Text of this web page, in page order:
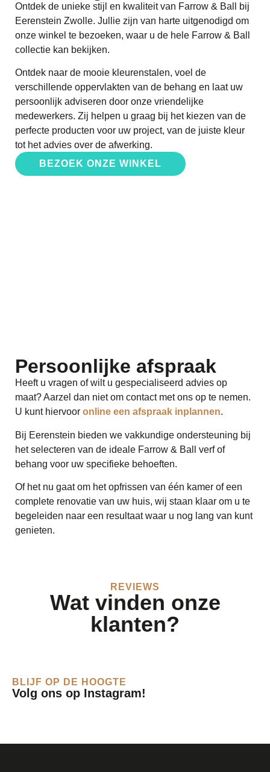
Ontdek de unieke stijl en kwaliteit van Farrow & Ball bij
Eerenstein Zwolle. Jullie zijn van harte uitgenodigd om
onze winkel te bezoeken, waar u de hele Farrow & Ball
collectie kan bekijken.
Ontdek naar de mooie kleurenstalen, voel de
verschillende oppervlakten van de behang en laat uw
persoonlijk adviseren door onze vriendelijke
medewerkers. Zij helpen u graag bij het kiezen van de
perfecte producten voor uw project, van de juiste kleur
tot het advies over de afwerking.
BEZOEK ONZE WINKEL
Persoonlijke afspraak
Heeft u vragen of wilt u gespecialiseerd advies op
maat? Aarzel dan niet om contact met ons op te nemen.
U kunt hiervoor online een afspraak inplannen.
Bij Eerenstein bieden we vakkundige ondersteuning bij
het selecteren van de ideale Farrow & Ball verf of
behang voor uw specifieke behoeften.
Of het nu gaat om het opfrissen van één kamer of een
complete renovatie van uw huis, wij staan klaar om u te
begeleiden naar een resultaat waar u nog lang van kunt
genieten.
REVIEWS
Wat vinden onze
klanten?
BLIJF OP DE HOOGTE
Volg ons op Instagram!